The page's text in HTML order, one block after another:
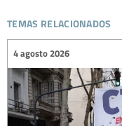
temas relacionados
4 agosto 2026